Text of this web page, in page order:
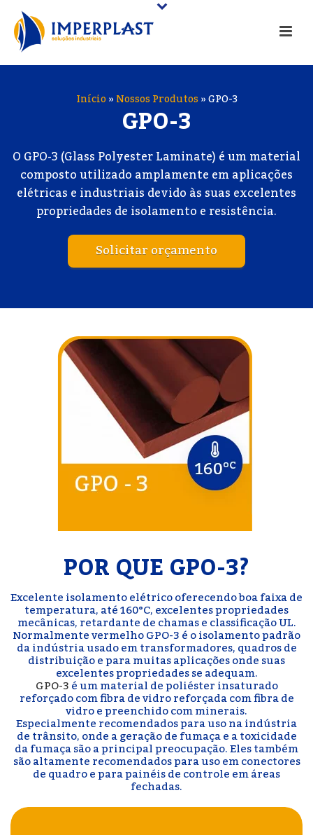
Início»Nossos Produtos»GPO-3
GPO-3
O GPO-3 (Glass Polyester Laminate) é um material
composto utilizado amplamente em aplicações
elétricas e industriais devido às suas excelentes
propriedades de isolamento e resistência.
Solicitar orçamento
POR QUE GPO-3?
Excelente isolamento elétrico oferecendo boa faixa de
temperatura, até 160°C, excelentes propriedades
mecânicas, retardante de chamas e classificação UL.
Normalmente vermelho GPO-3 é o isolamento padrão
da indústria usado em transformadores, quadros de
distribuição e para muitas aplicações onde suas
excelentes propriedades se adequam.
GPO-3é um material de poliéster insaturado
reforçado com fibra de vidro reforçada com fibra de
vidro e preenchido com minerais.
Especialmente recomendados para uso na indústria
de trânsito, onde a geração de fumaça e a toxicidade
da fumaça são a principal preocupação. Eles também
são altamente recomendados para uso em conectores
de quadro e para painéis de controle em áreas
fechadas.